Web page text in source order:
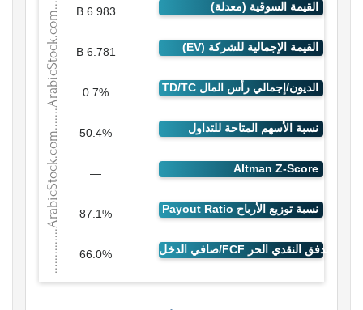
6.983 B
6.781 B
0.7%
50.4%
—
87.1%
66.0%